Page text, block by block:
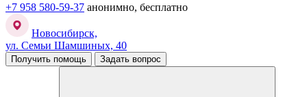
+7 958 580-59-37 анонимно, бесплатно
Новосибирск,
ул. Семьи Шамшиных, 40
Получить помощь Задать вопрос